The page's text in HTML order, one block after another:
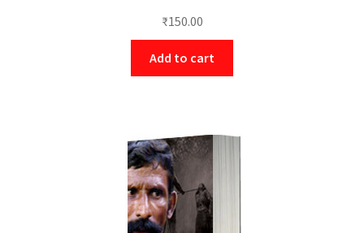
₹150.00
Add to cart